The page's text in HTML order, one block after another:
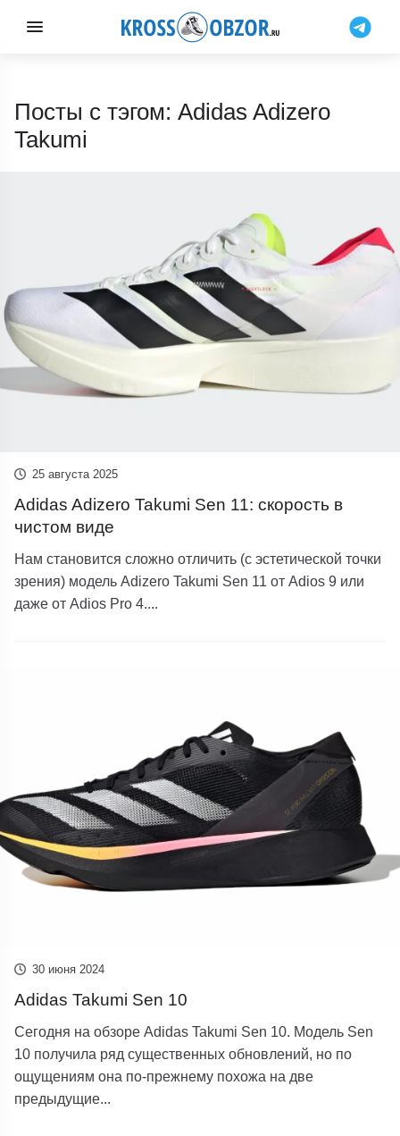
Посты с тэгом: Adidas Adizero
Takumi
25 августа 2025
Adidas Adizero Takumi Sen 11: скорость в
чистом виде
Нам становится сложно отличить (с эстетической точки
зрения) модель Adizero Takumi Sen 11 от Adios 9 или
даже от Adios Pro 4....
30 июня 2024
Adidas Takumi Sen 10
Сегодня на обзоре Adidas Takumi Sen 10. Модель Sen
10 получила ряд существенных обновлений, но по
ощущениям она по-прежнему похожа на две
предыдущие...